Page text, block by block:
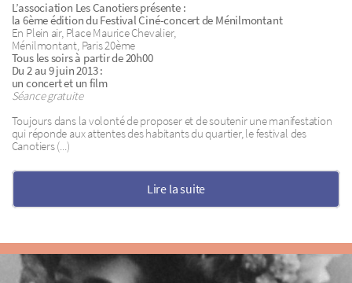
L’association Les Canotiers présente :
la 6ème édition du Festival Ciné-concert de Ménilmontant
En Plein air, Place Maurice Chevalier,
Ménilmontant, Paris 20ème
Tous les soirs à partir de 20h00
Du 2 au 9 juin 2013 :
un concert et un film
Séance gratuite
Toujours dans la volonté de proposer et de soutenir une manifestation
qui réponde aux attentes des habitants du quartier, le festival des
Canotiers (...)
Lire la suite